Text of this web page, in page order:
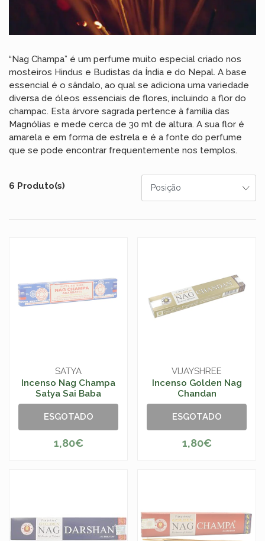
“Nag Champa” é um perfume muito especial criado nos
mosteiros Hindus e Budistas da Índia e do Nepal. A base
essencial é o sândalo, ao qual se adiciona uma variedade
diversa de óleos essenciais de flores, incluindo a flor do
champac. Esta árvore sagrada pertence à família das
Magnólias e mede cerca de 30 mt de altura. A sua flor é
amarela e em forma de estrela e é a fonte do perfume
que se pode encontrar frequentemente nos templos.
6 Produto(s)
SATYA
Incenso Nag Champa
Satya Sai Baba
ESGOTADO
1,80€
VIJAYSHREE
Incenso Golden Nag
Chandan
ESGOTADO
1,80€